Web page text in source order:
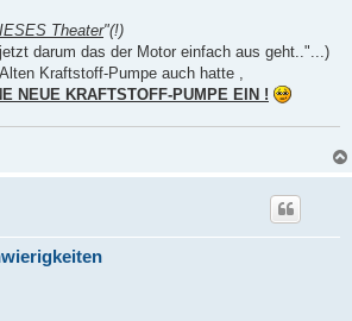
Theater"(!)
darum das der Motor einfach aus geht.."...)
Kraftstoff-Pumpe auch hatte ,
NEUE KRAFTSTOFF-PUMPE EIN !